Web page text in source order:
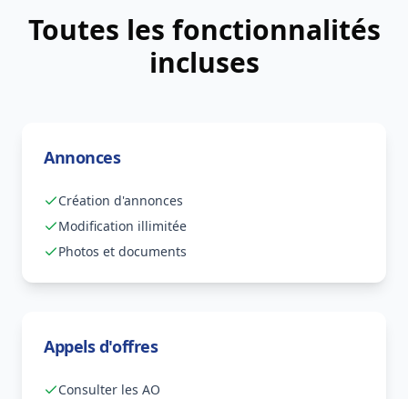
Toutes les fonctionnalités
incluses
Annonces
Création d'annonces
Modification illimitée
Photos et documents
Appels d'offres
Consulter les AO